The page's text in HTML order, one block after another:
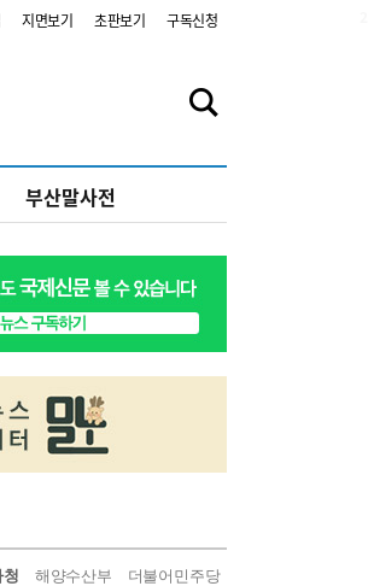
지면보기 초판보기 구독신청
부산말사전
청 해양수산부
더불어민주당